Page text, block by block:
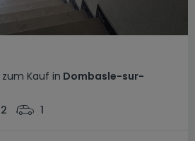
zum Kauf in Dombasle-sur-
2 1